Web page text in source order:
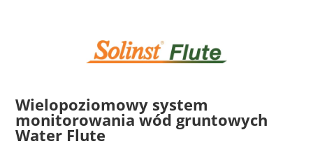
Wielopoziomowy system
monitorowania wód gruntowych
Water Flute